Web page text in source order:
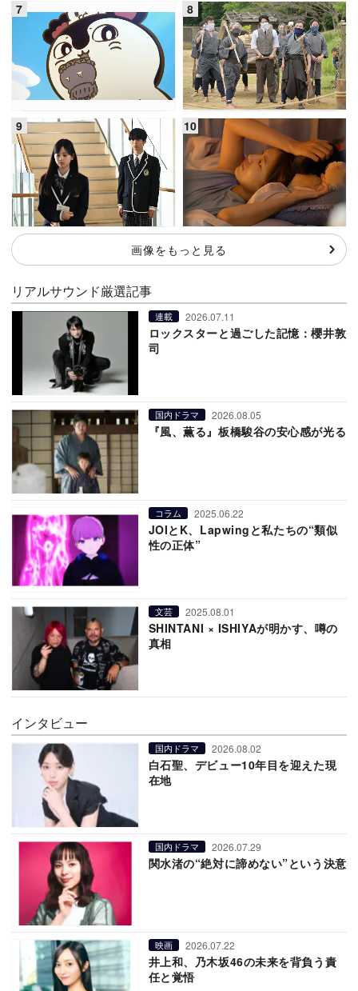
画像をもっと見る
リアルサウンド厳選記事
連載 2026.07.11
ロックスターと過ごした記憶：櫻井敦
司
国内ドラマ 2026.08.05
『風、薫る』板橋駿谷の安心感が光る
コラム 2025.06.22
JOIとK、Lapwingと私たちの“類似
性の正体”
文芸 2025.08.01
SHINTANI × ISHIYAが明かす、噂の
真相
インタビュー
国内ドラマ 2026.08.02
白石聖、デビュー10年目を迎えた現
在地
国内ドラマ 2026.07.29
関水渚の“絶対に諦めない”という決意
映画 2026.07.22
井上和、乃木坂46の未来を背負う責
任と覚悟